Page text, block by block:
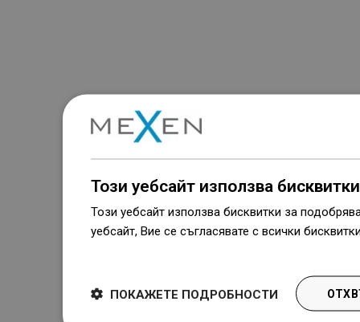
Този уебсайт използва бисквитки
Този уебсайт използва бисквитки за
уебсайт, Вие се съгласявате с всички
ПОКАЖЕТЕ ПОДРОБНОСТИ